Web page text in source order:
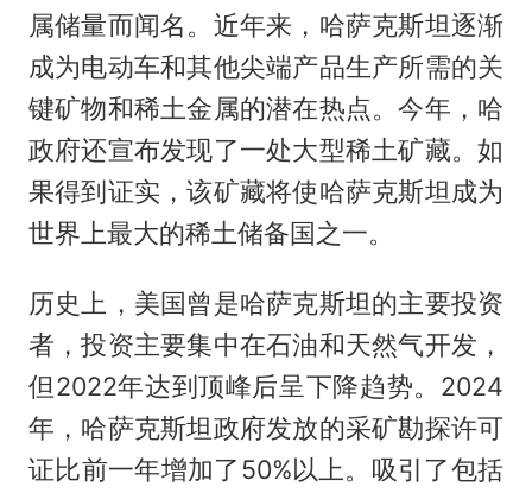
属储量而闻名。近年来，哈萨克斯坦逐渐
成为电动车和其他尖端产品生产所需的关
键矿物和稀土金属的潜在热点。今年，哈
政府还宣布发现了一处大型稀土矿藏。如
果得到证实，该矿藏将使哈萨克斯坦成为
世界上最大的稀土储备国之一。
历史上，美国曾是哈萨克斯坦的主要投资
者，投资主要集中在石油和天然气开发，
但2022年达到顶峰后呈下降趋势。2024
年，哈萨克斯坦政府发放的采矿勘探许可
证比前一年增加了50%以上。吸引了包括